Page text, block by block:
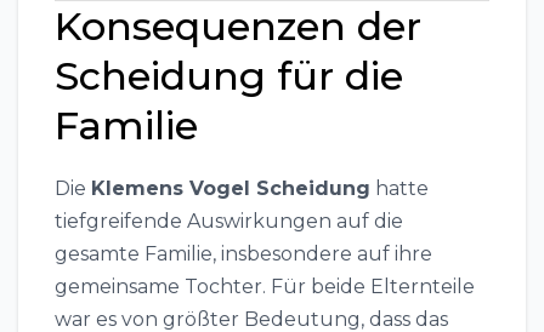
Konsequenzen der
Scheidung für die
Familie
Die Klemens Vogel Scheidung hatte
tiefgreifende Auswirkungen auf die
gesamte Familie, insbesondere auf ihre
gemeinsame Tochter. Für beide Elternteile
war es von größter Bedeutung, dass das